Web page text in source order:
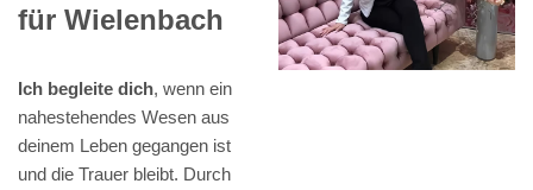
für Wielenbach
Ich begleite dich, wenn ein
nahestehendes Wesen aus
deinem Leben gegangen ist
und die Trauer bleibt. Durch